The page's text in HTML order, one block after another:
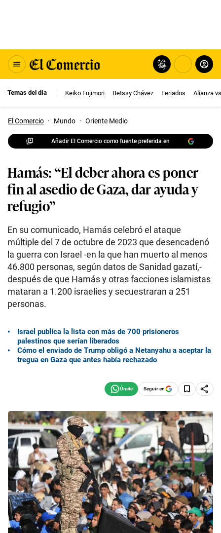
Temas del día Keiko Fujimori Betssy Chávez Feriados Alianza
El Comercio · Mundo · Oriente Medio
Añadir El Comercio como fuente preferida en
Hamás: “El deber ahora es poner
fin al asedio de Gaza, dar ayuda y
refugio”
En su comunicado, Hamás celebró el ataque
múltiple del 7 de octubre de 2023 que desencadenó
la guerra con Israel -en la que han muerto al menos
46.800 personas, según datos de Sanidad gazatí,-
después de que Hamás y otras facciones islamistas
mataran a 1.200 israelíes y secuestraran a 251
personas.
Israel publica la lista con más de 700 prisioneros
palestinos que serían liberados
Cómo el enviado de Trump obligó a Netanyahu a aceptar la
tregua en Gaza que antes había rechazado
Seguir en